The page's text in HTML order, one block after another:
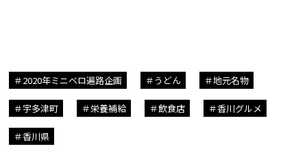
2020年ミニベロ遍路企画 うどん 地元名物
宇多津町 栄養補給 飲食店 香川グルメ
香川県